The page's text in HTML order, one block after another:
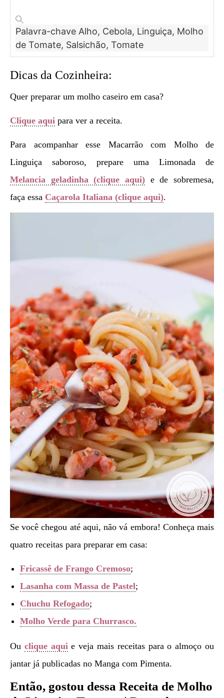
Palavra-chave Alho, Cebola, Linguiça, Molho
de Tomate, Salsichão, Tomate
Dicas da Cozinheira:
Quer preparar um molho caseiro em casa?
Clique aqui para ver a receita.
Para acompanhar esse Macarrão com Molho de
Linguiça saboroso, prepare uma Limonada de
Melancia geladinha (clique aqui) e de sobremesa,
faça essa Caçarola Italiana (clique aqui).
Se você chegou até aqui, não vá embora! Conheça mais
quatro receitas para preparar em casa:
Fricassê de Frango Cremoso;
Lasanha com Massa de Pastel;
Chuchu Refogado;
Molho Verde para Churrasco.
Ou clique aqui e veja mais receitas para o almoço ou
jantar já publicadas no Manga com Pimenta.
Então, gostou dessa Receita de Molho